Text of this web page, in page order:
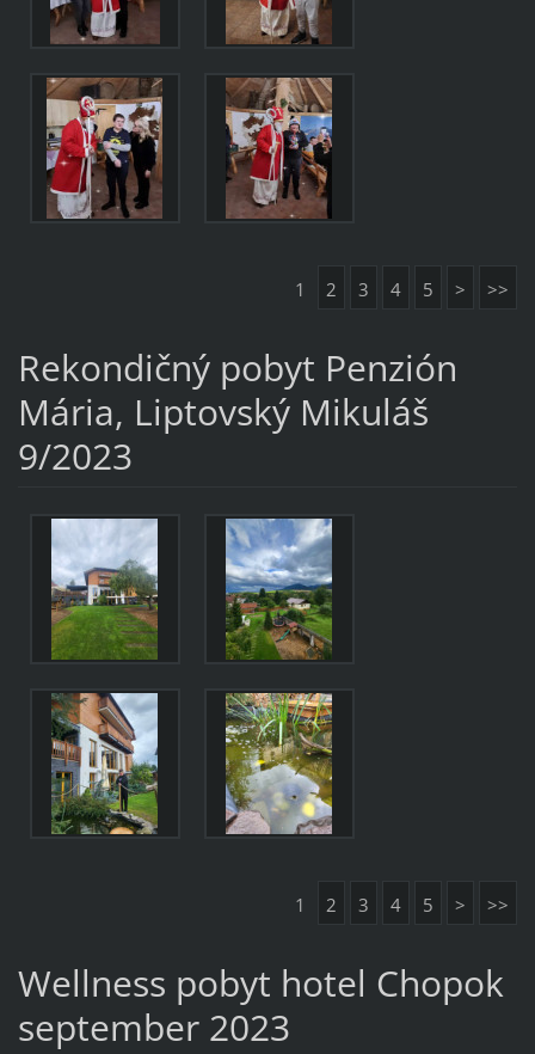
1 2 3 4 5 > >>
Rekondičný pobyt Penzión
Mária, Liptovský Mikuláš
9/2023
1 2 3 4 5 > >>
Wellness pobyt hotel Chopok
september 2023